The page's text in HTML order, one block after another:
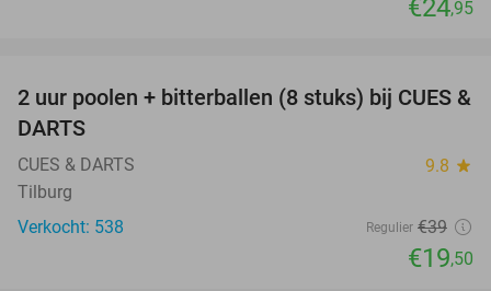
€24,95
50%
2 uur poolen + bitterballen (8 stuks) bij CUES &
DARTS
CUES & DARTS 9.8 star
Tilburg
Verkocht: 538
Regulier €39
€19,50